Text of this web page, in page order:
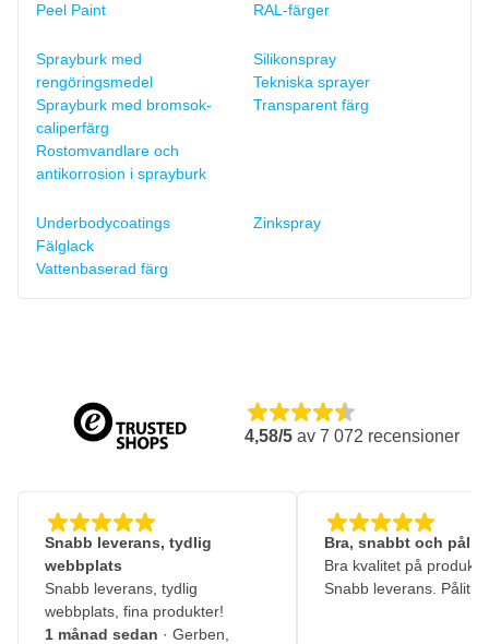
Peel Paint
RAL-färger
Sprayburk med
rengöringsmedel
Sprayburk med bromsok-
caliperfärg
Rostomvandlare och
antikorrosion i sprayburk
Silikonspray
Tekniska sprayer
Transparent färg
Underbodycoatings
Fälglack
Vattenbaserad färg
Zinkspray
4,58/5 av 7 072 recensioner
Snabb leverans, tydlig
webbplats
Snabb leverans, tydlig
webbplats, fina produkter!
1 månad sedan · Gerben,
Bra, snabbt och
Bra kvalitet på
Snabb leverans.